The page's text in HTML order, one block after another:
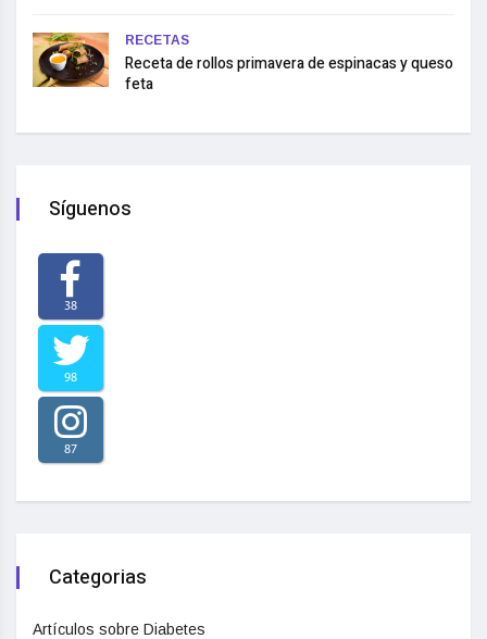
RECETAS
Receta de rollos primavera de espinacas y queso
feta
Síguenos
38
98
87
Categorias
Artículos sobre Diabetes